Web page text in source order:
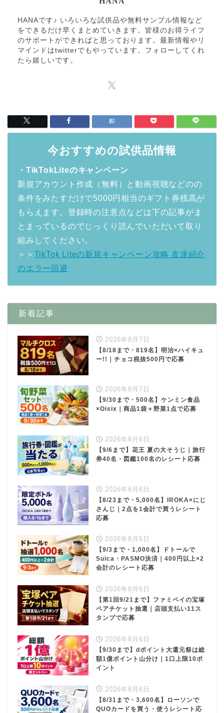
HANAです♪ いろいろな試供品や無料サンプル情報など
をできるだけ早くまとめていきます。皆様のお得ライフ
のサポートができればと思っております。最新情報やリ
マインドはtwitterでもやっています。フォローしてくれ
たら嬉しいです。
今おすすめの試供品情報
・TikTokLiteのキャンペーン
新規アカウント作成（無料）と動画視聴などのの
条件をみたすだけで5000円相当のギフト券残高が
もらえます。登録時の注意点などは下の記事がま
とまっているのでじっくり読んでいただいて取り
組みしてください。
＞＞ TikTok Liteの新規キャンペーン攻略 友達紹介
のエラー回避
新着記事
2026年8月7日
【8/18まで・819名】明治×ハイキュ
ー!!｜チョコ税抜500円で応募
2026年8月7日
【9/30まで・500名】ケンミン食品
×Oisix｜商品1袋＋野菜1点で応募
2026年8月6日
【9/6まで】花王 夏の大そうじ｜旅行
券40名・図鑑100名のレシート応募
2026年8月6日
【8/23まで・5,000名】IROKA×にじ
さんじ｜2点を1会計で買うレシート
応募
2026年8月6日
【9/3まで・1,000名】ドトールで
Suica・PASMO決済｜400円以上×2
会計のレシート応募
2026年8月6日
【第1回9/21まで】ファミペイの宝塚
ペアチケット抽選｜店頭支払い11ス
タンプで応募
2026年8月6日
【9/30まで】dポイント大還元祭は総
額1億ポイント山分け｜1口上限10ポ
イント
2026年8月6日
【8/31まで・3,600名】ローソンで
QUOカードを買う・使うレシート応